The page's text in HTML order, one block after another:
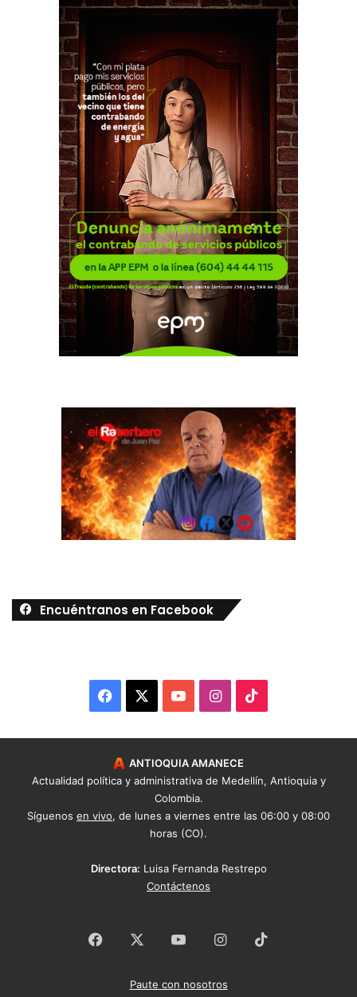
Encuéntranos en Facebook
Facebook YouTubeInstagram
ANTIOQUIA AMANECE
Actualidad política y administrativa de Medellín, Antioquia y
Colombia.
Síguenos en vivo, de lunes a viernes entre las 06:00 y 08:00
horas (CO).
Directora: Luisa Fernanda Restrepo
Contáctenos
Facebook YouTubeInstagram
Paute con nosotros